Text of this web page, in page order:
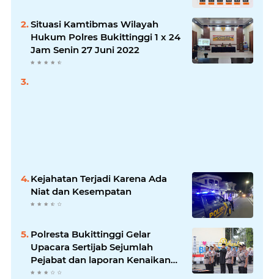
Situasi Kamtibmas Wilayah
Hukum Polres Bukittinggi 1 x 24
Jam Senin 27 Juni 2022
Kejahatan Terjadi Karena Ada
Niat dan Kesempatan
Polresta Bukittinggi Gelar
Upacara Sertijab Sejumlah
Pejabat dan laporan Kenaikan
Pangkat Pengabdian